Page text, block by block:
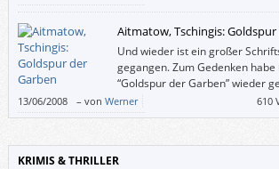
Aitmatow, Tschingis:
Und wieder ist ein großer
gegangen. Zum Gedenken
“Goldspur der Garben” wieder
13/06/2008 – von Werner 610
KRIMIS & THRILLER